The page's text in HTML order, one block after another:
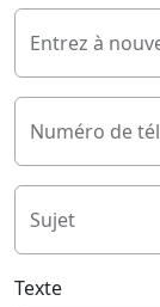
Entrez à
Numéro de
Sujet
Texte